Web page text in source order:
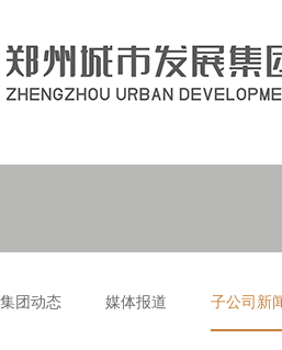
集团动态 媒体报道 子公司新